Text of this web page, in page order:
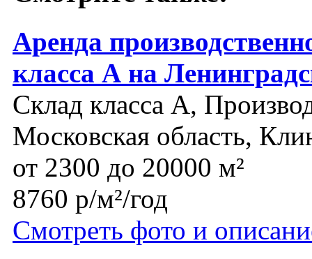
Аренда
класса А на
Склад класса A,
Московская область,
от 2300 до 20000 м²
8760 р/м²/год
Смотреть фото и